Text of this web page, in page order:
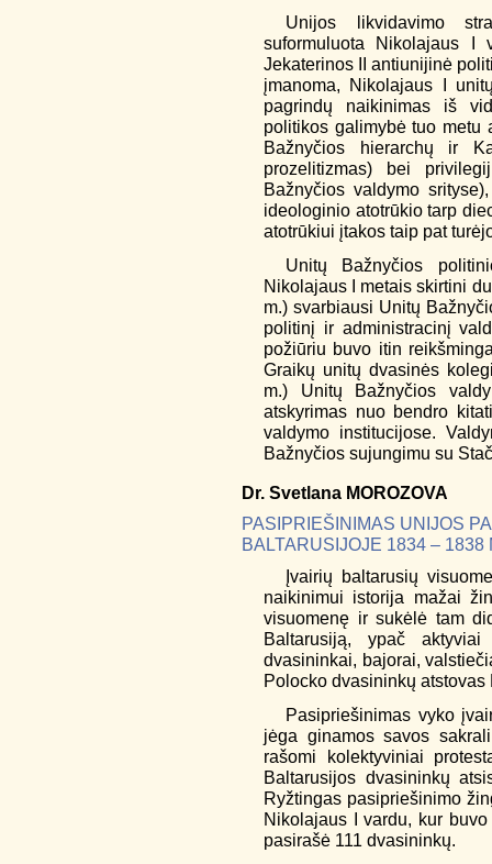
Unijos likvidavimo
suformuluota Nikolajaus I
Jekaterinos II antiunijinė
įmanoma, Nikolajaus I
pagrindų naikinimas iš
politikos galimybė tuo metu
Bažnyčios hierarchų ir
prozelitizmas) bei
Bažnyčios valdymo
ideologinio atotrūkio tarp
atotrūkiui įtakos taip pat
Unitų Bažnyčios
Nikolajaus I metais skirtini
m.) svarbiausi Unitų
politinį ir administracinį
požiūriu buvo itin
Graikų unitų dvasinės
m.) Unitų Bažnyčios
atskyrimas nuo bendro
valdymo institucijose.
Bažnyčios sujungimu su
Dr. Svetlana MOROZOVA
PASIPRIEŠINIMAS UNIJOS
BALTARUSIJOJE 1834 – 1838
Įvairių baltarusių
naikinimui istorija mažai
visuomenę ir sukėlė tam
Baltarusiją, ypač
dvasininkai, bajorai,
Polocko dvasininkų
Pasipriešinimas vyko
jėga ginamos savos
rašomi kolektyviniai
Baltarusijos dvasininkų
Ryžtingas pasipriešinimo
Nikolajaus I vardu, kur
pasirašė 111 dvasininkų.